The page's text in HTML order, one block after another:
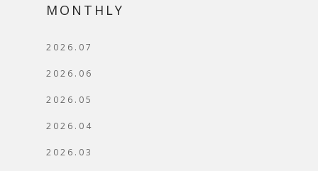
MONTHLY
2026.07
2026.06
2026.05
2026.04
2026.03